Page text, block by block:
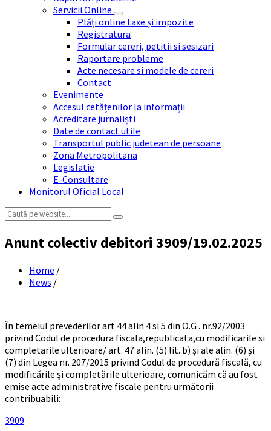
Servicii Online
Plăți online taxe și impozite
Registratura
Formular cereri, petitii si sesizari
Raportare probleme
Acte necesare si modele de cereri
Contact
Evenimente
Accesul cetățenilor la informații
Acreditare jurnaliști
Date de contact utile
Transportul public judetean de persoane
Zona Metropolitana
Legislatie
E-Consultare
Monitorul Oficial Local
Search:
Anunt colectiv debitori 3909/19.02.2025
Home /
News /
În temeiul prevederilor art 44 alin 4 si 5 din O.G . nr.92/2003
privind Codul de procedura fiscala,republicata,cu modificarile si
completarile ulterioare/ art. 47 alin. (5) lit. b) și ale alin. (6) și
(7) din Legea nr. 207/2015 privind Codul de procedură fiscală, cu
modificările și completările ulterioare, comunicăm că au fost
emise acte administrative fiscale pentru următorii
contribuabili:
3909